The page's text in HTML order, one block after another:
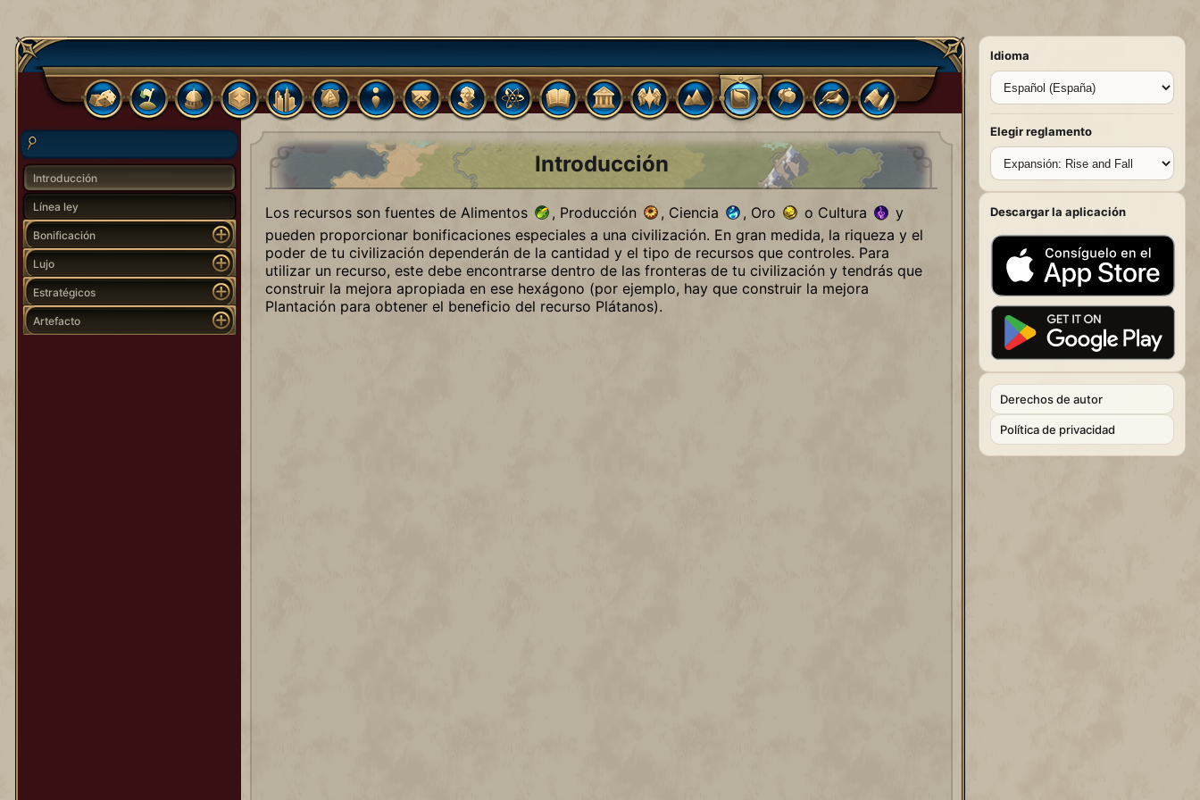
Introducción
Línea ley
Bonificación
Lujo
Estratégicos
Artefacto
Introducción
Los recursos son fuentes de Alimentos , Producción , Ciencia , Oro o Cultura
y
pueden proporcionar bonificaciones especiales a una civilización. En gran medida, la riqueza y el
poder de tu civilización dependerán de la cantidad y el tipo de recursos que controles. Para
utilizar un recurso, este debe encontrarse dentro de las fronteras de tu civilización y tendrás que
construir la mejora apropiada en ese hexágono (por ejemplo, hay que construir la mejora
Plantación para obtener el beneficio del recurso Plátanos).
Idioma
Elegir reglamento
Descargar la aplicación
Derechos de autor
Política de privacidad